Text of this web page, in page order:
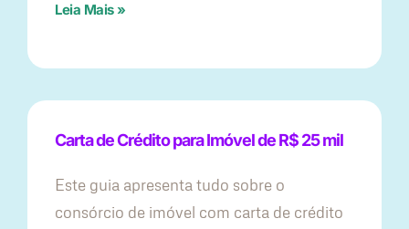
Leia Mais »
Carta de Crédito para Imóvel de R$ 25 mil
Este guia apresenta tudo sobre o
consórcio de imóvel com carta de crédito